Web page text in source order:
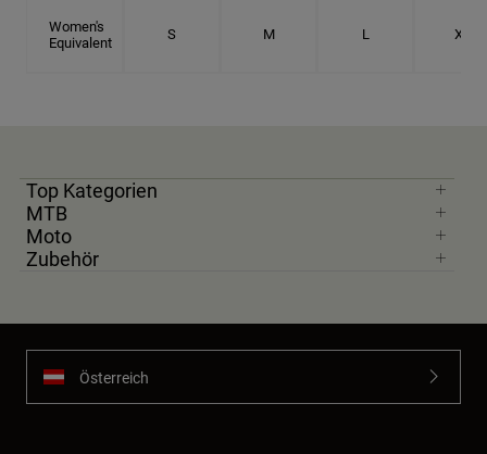
Women's
Equivalent
S M L XL
Top Kategorien
MTB
Moto
Zubehör
Österreich